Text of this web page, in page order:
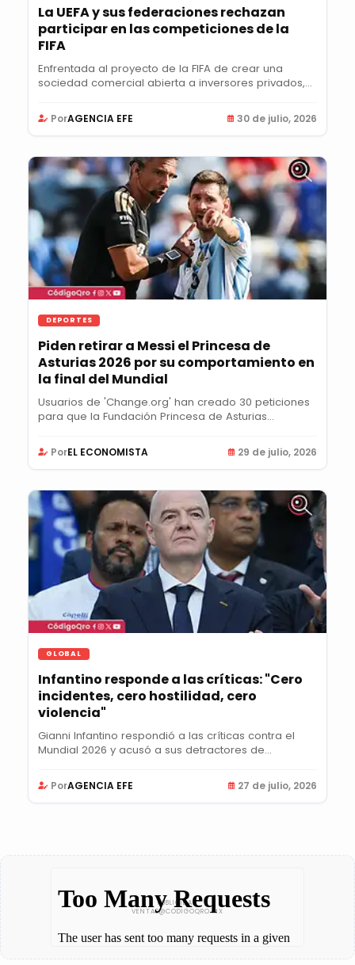
La UEFA y sus federaciones rechazan
participar en las competiciones de la
FIFA
Enfrentada al proyecto de la FIFA de crear una
sociedad comercial abierta a inversores privados,
PorAGENCIA EFE 30 de julio, 2026
DEPORTES
Piden retirar a Messi el Princesa de
Asturias 2026 por su comportamiento en
la final del Mundial
Usuarios de 'Change.org' han creado 30 peticiones
para que la Fundación Princesa de Asturias...
PorEL ECONOMISTA 29 de julio, 2026
GLOBAL
Infantino responde a las críticas: "Cero
incidentes, cero hostilidad, cero
violencia"
Gianni Infantino respondió a las críticas contra el
Mundial 2026 y acusó a sus detractores de...
PorAGENCIA EFE 27 de julio, 2026